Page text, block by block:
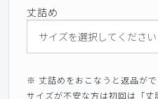
丈詰め
※ 丈詰めをおこなうと返品がで
サイズが不安な方は初回は「丈